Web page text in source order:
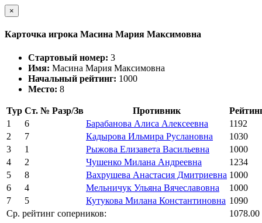
×
Карточка игрока Масина Мария Максимовна
Стартовый номер: 3
Имя: Масина Мария Максимовна
Начальный рейтинг: 1000
Место: 8
Тур Ст. № Разр/Зв Противник
1
6 Барабанова Алиса Алексеевна
1192
2
7 Кадырова Ильмира Руслановна
1030
3
1 Рыжова Елизавета Васильевна
1000
4
2 Чушенко Милана Андреевна
1234
5
8 Вахрушева Анастасия Дмитриевна 1000
6
4 Мельничук Ульяна Вячеславовна
1000
7
5 Кутукова Милана Константиновна 1090
Ср. рейтинг соперников:
1078.00